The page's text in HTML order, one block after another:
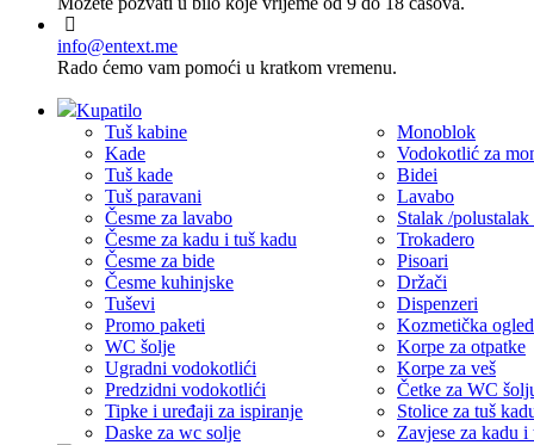
info@entext.me
Rado ćemo vam pomoći u kratkom vremenu.
Kupatilo
Tuš kabine
Kade
Tuš kade
Tuš paravani
Česme za lavabo
Česme za kadu i tuš kadu
Česme za bide
Česme kuhinjske
Tuševi
Promo paketi
WC šolje
Ugradni vodokotlići
Predzidni vodokotlići
Tipke i uređaji za ispiranje
Daske za wc solje
Monoblok
Vodokotlić za
Bidei
Lavabo
Stalak /
Trokadero
Pisoari
Držači
Dispenzeri
Kozmetička
Korpe za otpatke
Korpe za veš
Četke za WC
Stolice za tuš
Zavjese za kadu i